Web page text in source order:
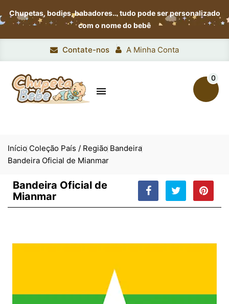
Chupetas, bodies, babadores…tudo pode ser personalizado
com o nome do bebê
Contate-nos A Minha Conta

0
Início Coleção País / Região Bandeira
Bandeira Oficial de Mianmar
Bandeira Oficial de
Mianmar